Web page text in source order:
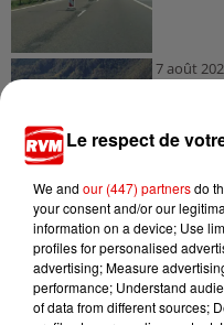
7 août
après
7 août
retour de
Le respect de
We and our (447) partnersdo
your consent and/or our
information on a device; Use
profiles for personalised
advertising; Measure
performance; Understand
of data from different sources;